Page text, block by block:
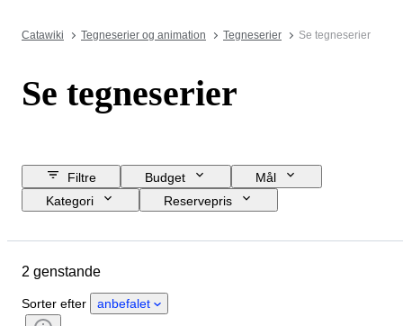
Catawiki Tegneserier og animation Tegneserier Se tegneserier
Se tegneserier
Filtre Budget
Mål
Kategori
Reservepris
Tilstand
Urkassens diameter
Urremmens materiale
2 genstande
Sorter efter anbefalet